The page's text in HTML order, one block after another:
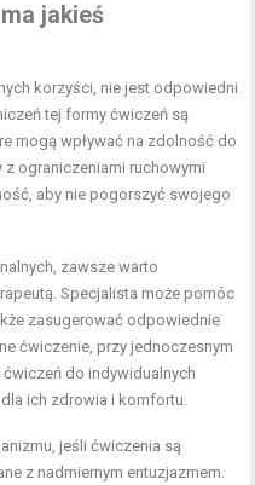
jakieś
korzyści, nie jest odpowiedni
tej formy ćwiczeń są
mogą wpływać na zdolność do
z ograniczeniami ruchowymi
aby nie pogorszyć swojego
zawsze warto
Specjalista może pomóc
zasugerować odpowiednie
ćwiczenie, przy jednoczesnym
do indywidualnych
ich zdrowia i komfortu.
jeśli ćwiczenia są
z nadmiernym entuzjazmem.